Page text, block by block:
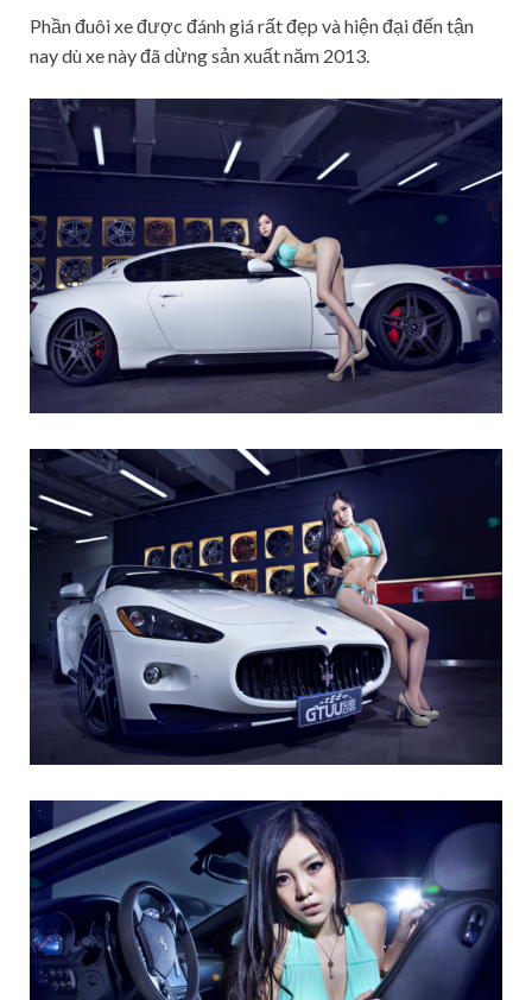
Phần đuôi xe được đánh giá rất đẹp và hiện đại đến tận
nay dù xe này đã dừng sản xuất năm 2013.